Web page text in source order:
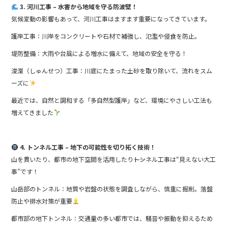
3. 河川工事 – 水害から地域を守る防波壁！
気候変動の影響もあって、河川工事はますます重要になってきています。
護岸工事：川岸をコンクリートや石材で補強し、氾濫や侵食を防止。
堤防整備：大雨や台風による増水に備えて、地域の安全を守る！
浚渫（しゅんせつ）工事：川底にたまった土砂を取り除いて、流れをスム
ーズに
最近では、自然と調和する「多自然型護岸」など、環境にやさしい工法も
増えてきました
4. トンネル工事 – 地下の可能性を切り拓く技術！
山を貫いたり、都市の地下空間を活用したり――トンネル工事は“見えない大工
事”です！
山岳部のトンネル：地質や岩盤の状態を調査しながら、慎重に掘削。落盤
防止や排水対策が重要
都市部の地下トンネル：交通量の多い都市では、騒音や振動を抑えるため